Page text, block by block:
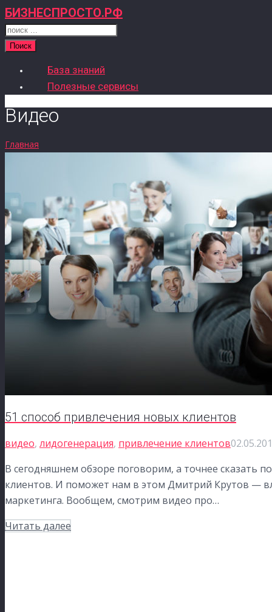
БИЗНЕСПРОСТО.РФ
Поиск
База знаний
Полезные сервисы
Видео
Главная
51 способ привлечения новых клиентов
видео, лидогенерация, привлечение клиентов
В сегодняшнем обзоре поговорим, а точнее сказать
клиентов. И поможет нам в этом Дмитрий Крутов —
маркетинга. Вообщем, смотрим видео про…
Читать далее